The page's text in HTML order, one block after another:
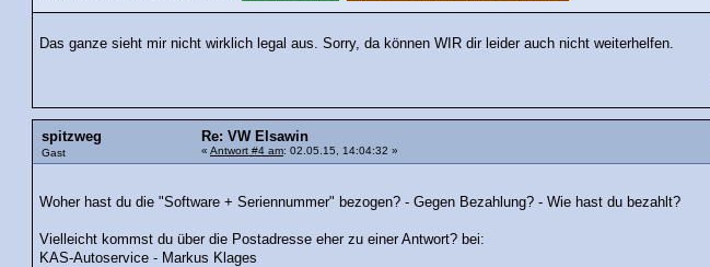
Das ganze sieht mir nicht wirklich legal aus. Sorry, da können WIR dir leider auch nicht weiterhelfen.
spitzweg
Gast
Re: VW Elsawin
« Antwort #4 am: 02.05.15, 14:04:32 »
Woher hast du die "Software + Seriennummer" bezogen? - Gegen Bezahlung? - Wie hast du bezahlt?
Vielleicht kommst du über die Postadresse eher zu einer Antwort? bei:
KAS-Autoservice - Markus Klages